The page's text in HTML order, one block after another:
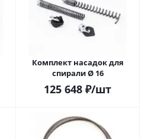
Комплект насадок для
спирали Ø 16
125 648 ₽/шт